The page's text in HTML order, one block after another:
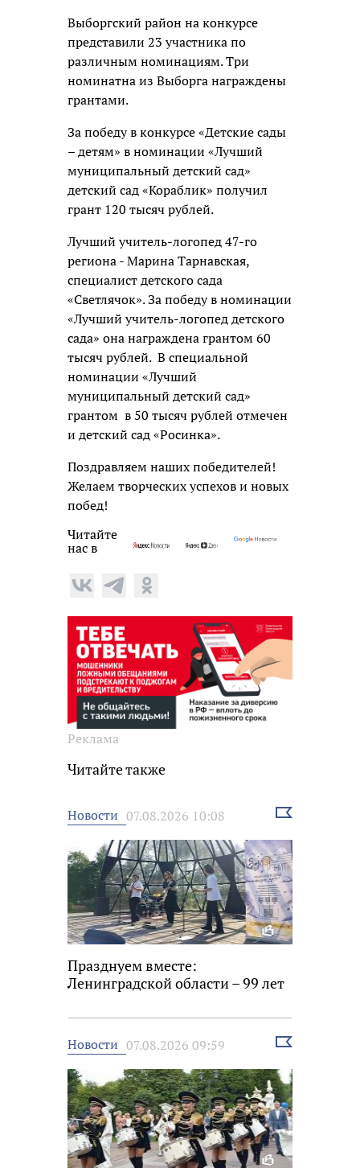
Выборгский район на конкурсе
представили 23 участника по
различным номинациям. Три
номинатна из Выборга награждены
грантами.
За победу в конкурсе «Детские сады
– детям» в номинации «Лучший
муниципальный детский сад»
детский сад «Кораблик» получил
грант 120 тысяч рублей.
Лучший учитель-логопед 47-го
региона - Марина Тарнавская,
специалист детского сада
«Светлячок». За победу в номинации
«Лучший учитель-логопед детского
сада» она награждена грантом 60
тысяч рублей. В специальной
номинации «Лучший
муниципальный детский сад»
грантом в 50 тысяч рублей отмечен
и детский сад «Росинка».
Поздравляем наших победителей!
Желаем творческих успехов и новых
побед!
Читайте
нас в
Реклама
Читайте также
Новости 07.08.2026 10:08
Выбрать
Празднуем вместе:
Ленинградской области – 99 лет
Новости 07.08.2026 09:59
Выбрать